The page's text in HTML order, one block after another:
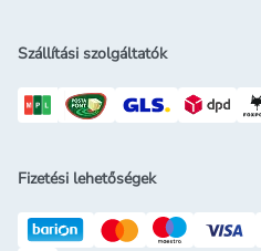
Szállítási szolgáltatók
Fizetési lehetőségek